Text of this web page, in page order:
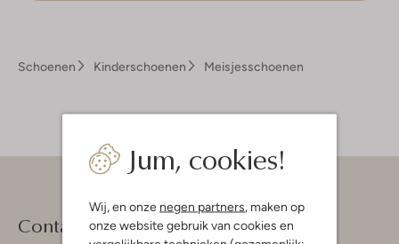
Jum, cookies!
Wij, en onze negen partners, maken op
onze website gebruik van cookies en
Schoenen Kinderschoenen Meisjesschoenen
Contact